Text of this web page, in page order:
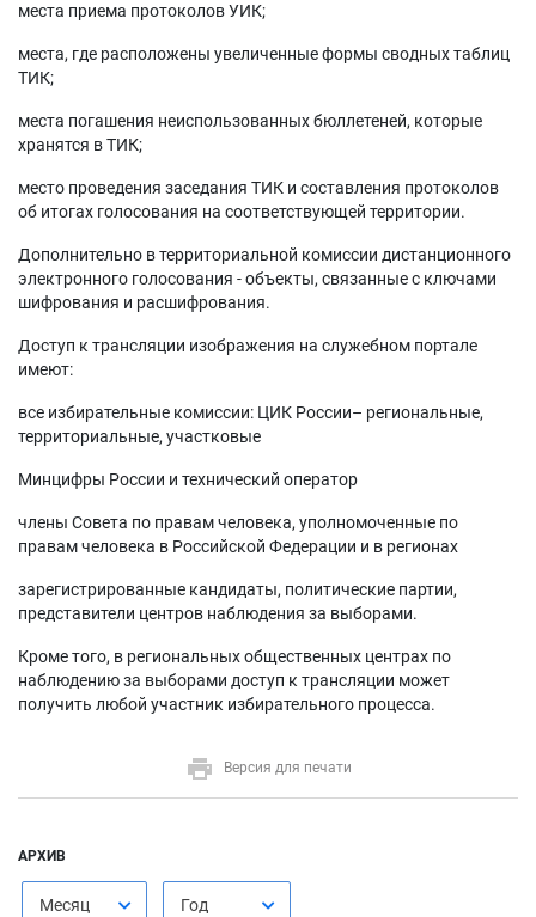
места приема протоколов УИК;
места, где расположены увеличенные формы сводных таблиц
ТИК;
места погашения неиспользованных бюллетеней, которые
хранятся в ТИК;
место проведения заседания ТИК и составления протоколов
об итогах голосования на соответствующей территории.
Дополнительно в территориальной комиссии дистанционного
электронного голосования - объекты, связанные с ключами
шифрования и расшифрования.
Доступ к трансляции изображения на служебном портале
имеют:
все избирательные комиссии: ЦИК России– региональные,
территориальные, участковые
Минцифры России и технический оператор
члены Совета по правам человека, уполномоченные по
правам человека в Российской Федерации и в регионах
зарегистрированные кандидаты, политические партии,
представители центров наблюдения за выборами.
Кроме того, в региональных общественных центрах по
наблюдению за выборами доступ к трансляции может
получить любой участник избирательного процесса.
Версия для печати
АРХИВ
Месяц Год